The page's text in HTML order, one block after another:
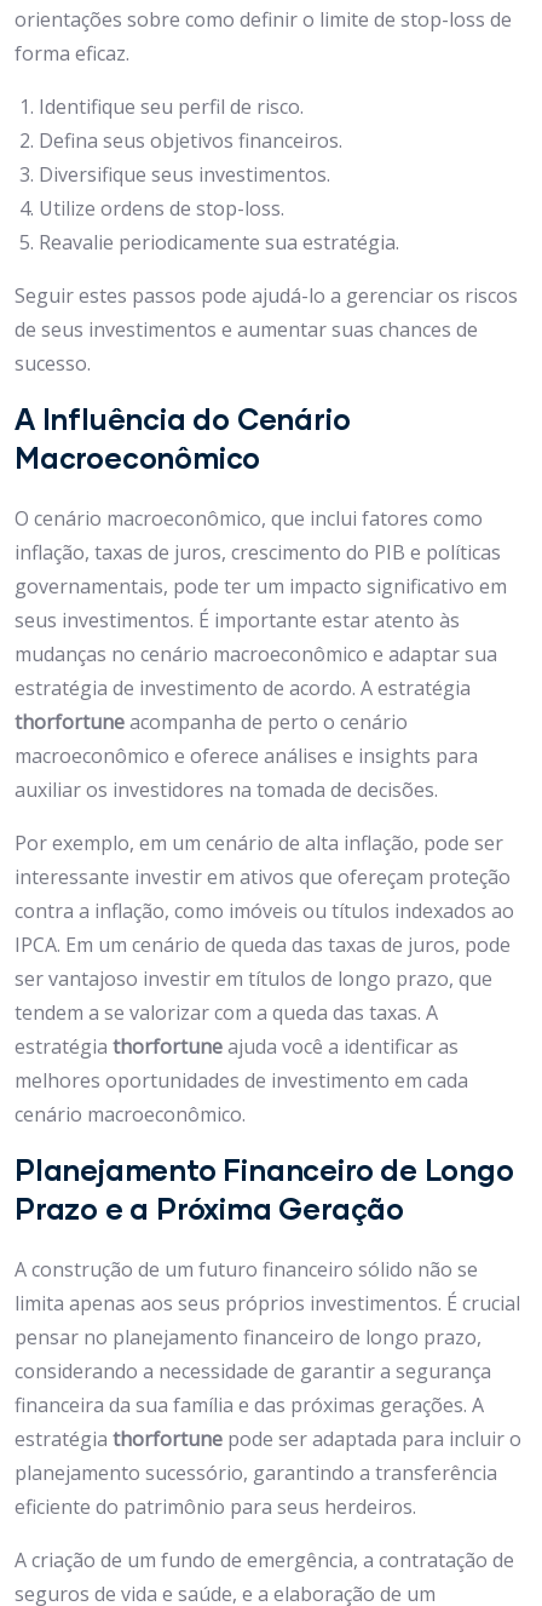
orientações sobre como definir o limite de stop-loss de
forma eficaz.
Identifique seu perfil de risco.
Defina seus objetivos financeiros.
Diversifique seus investimentos.
Utilize ordens de stop-loss.
Reavalie periodicamente sua estratégia.
Seguir estes passos pode ajudá-lo a gerenciar os riscos
de seus investimentos e aumentar suas chances de
sucesso.
A Influência do Cenário
Macroeconômico
O cenário macroeconômico, que inclui fatores como
inflação, taxas de juros, crescimento do PIB e políticas
governamentais, pode ter um impacto significativo em
seus investimentos. É importante estar atento às
mudanças no cenário macroeconômico e adaptar sua
estratégia de investimento de acordo. A estratégia
thorfortuneacompanha de perto o cenário
macroeconômico e oferece análises e insights para
auxiliar os investidores na tomada de decisões.
Por exemplo, em um cenário de alta inflação, pode ser
interessante investir em ativos que ofereçam proteção
contra a inflação, como imóveis ou títulos indexados ao
IPCA. Em um cenário de queda das taxas de juros, pode
ser vantajoso investir em títulos de longo prazo, que
tendem a se valorizar com a queda das taxas. A
estratégia thorfortuneajuda você a identificar as
melhores oportunidades de investimento em cada
cenário macroeconômico.
Planejamento Financeiro de Longo
Prazo e a Próxima Geração
A construção de um futuro financeiro sólido não se
limita apenas aos seus próprios investimentos. É crucial
pensar no planejamento financeiro de longo prazo,
considerando a necessidade de garantir a segurança
financeira da sua família e das próximas gerações. A
estratégia thorfortune pode ser adaptada para incluir o
planejamento sucessório, garantindo a transferência
eficiente do patrimônio para seus herdeiros.
A criação de um fundo de emergência, a contratação de
seguros de vida e saúde, e a elaboração de um